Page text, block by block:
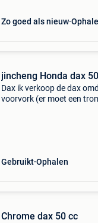
Zo goed als nieuw
jincheng Honda dax
Dax ik verkoop de dax
voorvork (er moet een
Gebruikt Ophalen
Chrome dax 50 cc